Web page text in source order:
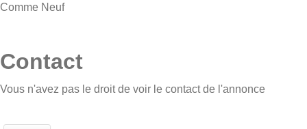
Comme Neuf
Contact
Vous n'avez pas le droit de voir le contact de l'annonce